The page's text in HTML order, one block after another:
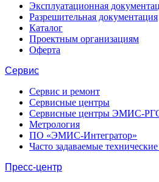
Эксплуатационная
Разрешительная документация
Каталог
Проектным организациям
Оферта
Сервис
Сервис и ремонт
Сервисные центры
Сервисные центры ЭМИС-
Метрология
ПО «ЭМИС-Интегратор»
Часто задаваемые
Пресс-центр